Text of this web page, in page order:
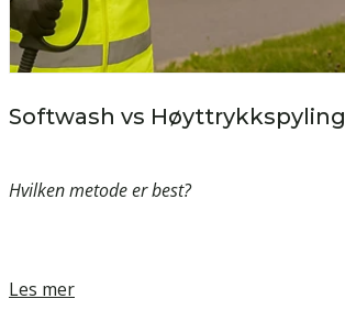
Softwash vs Høyttrykkspyling
Hvilken metode er best?
Les mer